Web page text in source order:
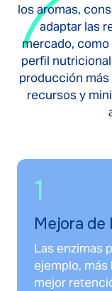
los aromas,
adaptar las
mercado,
perfil
producción
recursos y
1
Mejora de
Las enzimas
ejemplo,
mejor